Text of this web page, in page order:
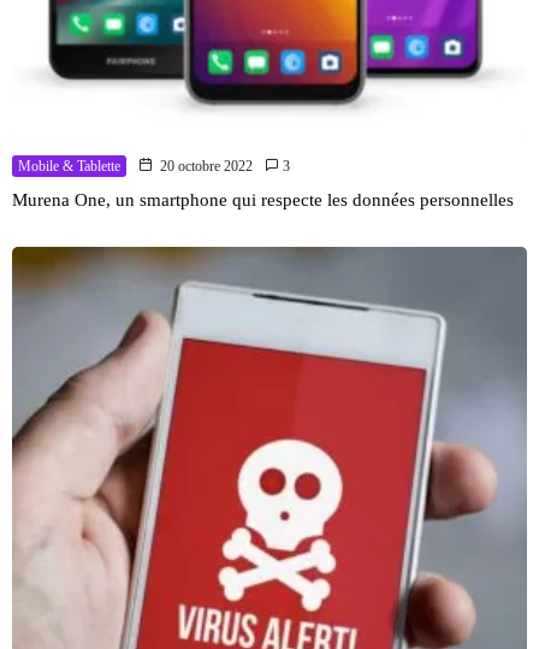
Mobile & Tablette 20 octobre 2022 3
Murena One, un smartphone qui respecte les données personnelles